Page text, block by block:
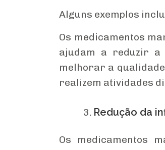
Alguns exemplos
Os medicamentos
ajudam a reduzir a
melhorar a
realizem atividades
Redução da
Os medicamentos